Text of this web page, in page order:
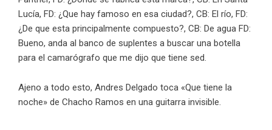
Lucía, FD: ¿Que hay famoso en esa ciudad?, CB: El río, FD:
¿De que esta principalmente compuesto?, CB: De agua FD:
Bueno, anda al banco de suplentes a buscar una botella
para el camarógrafo que me dijo que tiene sed.
Ajeno a todo esto, Andres Delgado toca «Que tiene la
noche» de Chacho Ramos en una guitarra invisible.